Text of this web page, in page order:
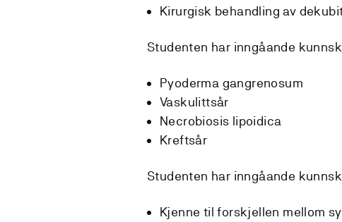
Kirurgisk behandling av
Studenten har inngåande
Pyoderma gangrenosum
Vaskulittsår
Necrobiosis lipoidica
Kreftsår
Studenten har inngåande
Kjenne til forskjellen mellom